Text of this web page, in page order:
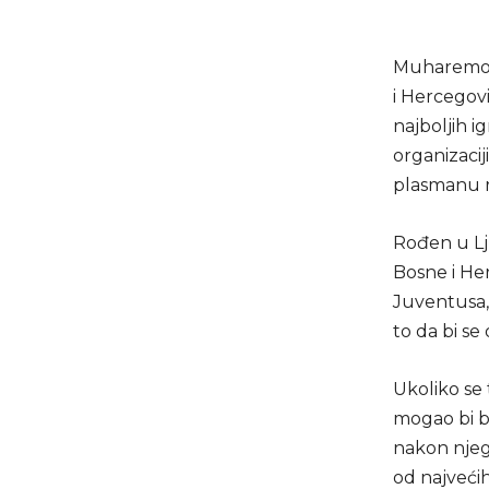
i
najboljih
plasmanu
Rođen u
Bosne i
to da bi se
Ukoliko
mogao bi
nakon
od